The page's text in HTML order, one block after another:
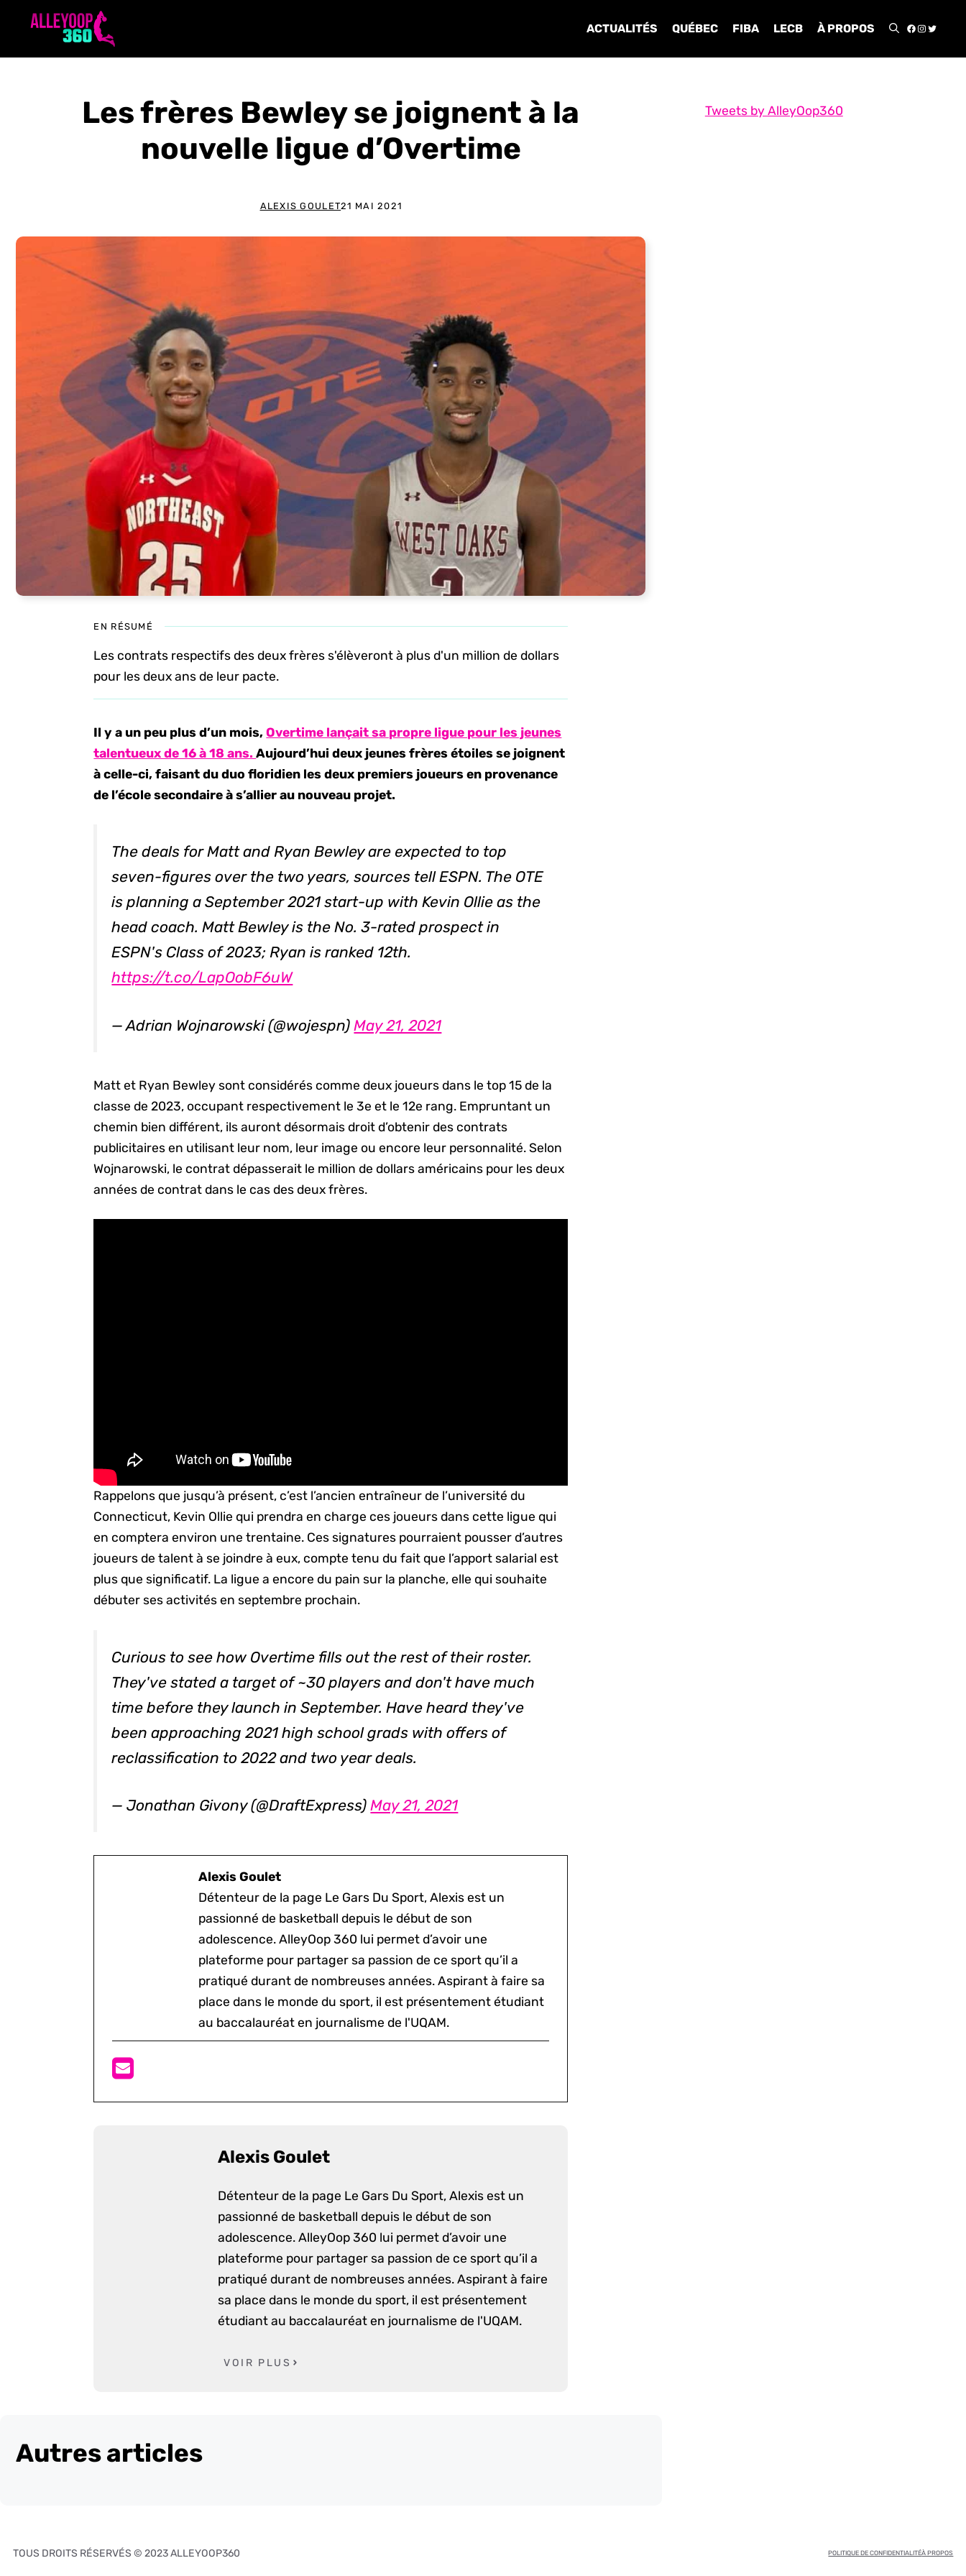
ACTUALITÉS QUÉBEC FIBA LECB À PROPOS
Les frères Bewley se joignent à la
nouvelle ligue d’Overtime
ALEXIS GOULET21 MAI 2021
EN RÉSUMÉ
Les contrats respectifs des deux frères s'élèveront à plus d'un million de dollars
pour les deux ans de leur pacte.
Il y a un peu plus d’un mois,Overtime lançait sa propre ligue pour les jeunes
talentueux de 16 à 18 ans.Aujourd’hui deux jeunes frères étoiles se joignent
à celle-ci, faisant du duo floridien les deux premiers joueurs en provenance
de l’école secondaire à s’allier au nouveau projet.
The deals for Matt and Ryan Bewley are expected to top
seven-figures over the two years, sources tell ESPN. The OTE
is planning a September 2021 start-up with Kevin Ollie as the
head coach. Matt Bewley is the No. 3-rated prospect in
ESPN's Class of 2023; Ryan is ranked 12th.
https://t.co/LapOobF6uW
— Adrian Wojnarowski (@wojespn)May 21, 2021
Matt et Ryan Bewley sont considérés comme deux joueurs dans le top 15 de la
classe de 2023, occupant respectivement le 3e et le 12e rang. Empruntant un
chemin bien différent, ils auront désormais droit d’obtenir des contrats
publicitaires en utilisant leur nom, leur image ou encore leur personnalité. Selon
Wojnarowski, le contrat dépasserait le million de dollars américains pour les deux
années de contrat dans le cas des deux frères.
Rappelons que jusqu’à présent, c’est l’ancien entraîneur de l’université du
Connecticut, Kevin Ollie qui prendra en charge ces joueurs dans cette ligue qui
en comptera environ une trentaine. Ces signatures pourraient pousser d’autres
joueurs de talent à se joindre à eux, compte tenu du fait que l’apport salarial est
plus que significatif. La ligue a encore du pain sur la planche, elle qui souhaite
débuter ses activités en septembre prochain.
Curious to see how Overtime fills out the rest of their roster.
They've stated a target of ~30 players and don't have much
time before they launch in September. Have heard they've
been approaching 2021 high school grads with offers of
reclassification to 2022 and two year deals.
— Jonathan Givony (@DraftExpress)May 21, 2021
Alexis Goulet
Détenteur de la page Le Gars Du Sport, Alexis est un
passionné de basketball depuis le début de son
adolescence. AlleyOop 360 lui permet d’avoir une
plateforme pour partager sa passion de ce sport qu’il a
pratiqué durant de nombreuses années. Aspirant à faire sa
place dans le monde du sport, il est présentement étudiant
au baccalauréat en journalisme de l'UQAM.
Alexis Goulet
Détenteur de la page Le Gars Du Sport, Alexis est un
passionné de basketball depuis le début de son
adolescence. AlleyOop 360 lui permet d’avoir une
plateforme pour partager sa passion de ce sport qu’il a
pratiqué durant de nombreuses années. Aspirant à faire
sa place dans le monde du sport, il est présentement
étudiant au baccalauréat en journalisme de l'UQAM.
VOIR PLUS
Autres articles
Tweets by AlleyOop360
TOUS DROITS RÉSERVÉS © 2023 ALLEYOOP360 POLITIQUE DE CONFIDENTIALITÉÀ PROPOS